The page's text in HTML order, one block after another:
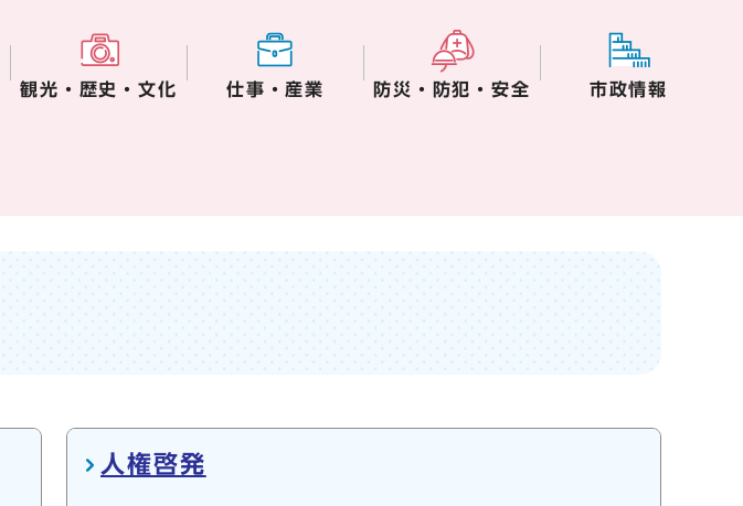
観光・歴史・文化 仕事・産業 防災・防犯・安全 市政情報
人権啓発